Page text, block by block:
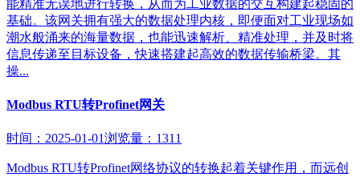
能精准无误地进行转换，从而为工业数据的交互构建起稳固的
基础。该网关拥有强大的数据处理内核，即便面对工业现场如
潮水般涌来的海量数据，也能迅速解析、精准处理，并及时将
信息传递至目标设备，快速搭建起高效的数据传输桥梁。其
操...
Modbus RTU转Profinet网关
时间：2025-01-01浏览量：1311
Modbus RTU转Profinet网络协议的转换起着关键作用，而远创